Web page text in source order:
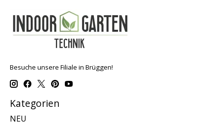
Besuche unsere Filiale in Brüggen!
Kategorien
NEU